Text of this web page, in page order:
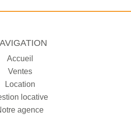
Accueil
Ventes
Location
locative
agence